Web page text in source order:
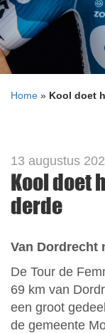
Home » Kool doet
13 augustus
Kool doet
derde
Van Dordrecht
De Tour de
69 km van
een groot
de gemeente